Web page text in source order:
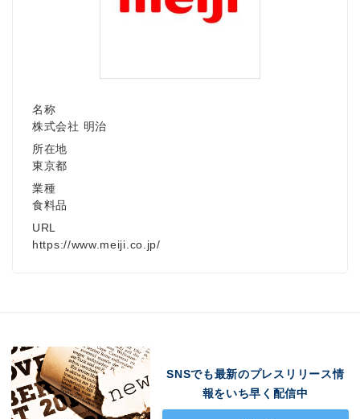
名称
株式会社 明治
所在地
東京都
業種
食料品
URL
https://www.meiji.co.jp/
SNSでも最新のプレスリリース情
報をいち早く配信中